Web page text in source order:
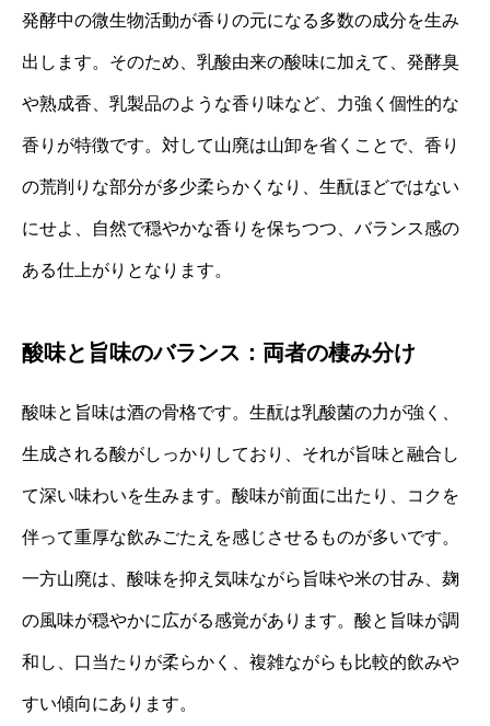
発酵中の微生物活動が香りの元になる多数の成分を生み
出します。そのため、乳酸由来の酸味に加えて、発酵臭
や熟成香、乳製品のような香り味など、力強く個性的な
香りが特徴です。対して山廃は山卸を省くことで、香り
の荒削りな部分が多少柔らかくなり、生酛ほどではない
にせよ、自然で穏やかな香りを保ちつつ、バランス感の
ある仕上がりとなります。
酸味と旨味のバランス：両者の棲み分け
酸味と旨味は酒の骨格です。生酛は乳酸菌の力が強く、
生成される酸がしっかりしており、それが旨味と融合し
て深い味わいを生みます。酸味が前面に出たり、コクを
伴って重厚な飲みごたえを感じさせるものが多いです。
一方山廃は、酸味を抑え気味ながら旨味や米の甘み、麹
の風味が穏やかに広がる感覚があります。酸と旨味が調
和し、口当たりが柔らかく、複雑ながらも比較的飲みや
すい傾向にあります。